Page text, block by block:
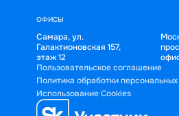
ОФИСЫ
Самара, ул.
Галактионовская 157,
этаж 12
Пользовательское соглашение
Политика обработки
Использование Cookies